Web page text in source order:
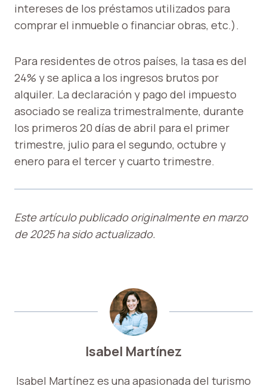
intereses de los préstamos utilizados para
comprar el inmueble o financiar obras, etc.).
Para residentes de otros países, la tasa es del
24% y se aplica a los ingresos brutos por
alquiler. La declaración y pago del impuesto
asociado se realiza trimestralmente, durante
los primeros 20 días de abril para el primer
trimestre, julio para el segundo, octubre y
enero para el tercer y cuarto trimestre.
Este artículo publicado originalmente en marzo
de 2025 ha sido actualizado.
Isabel Martínez
Isabel Martínez es una apasionada del turismo